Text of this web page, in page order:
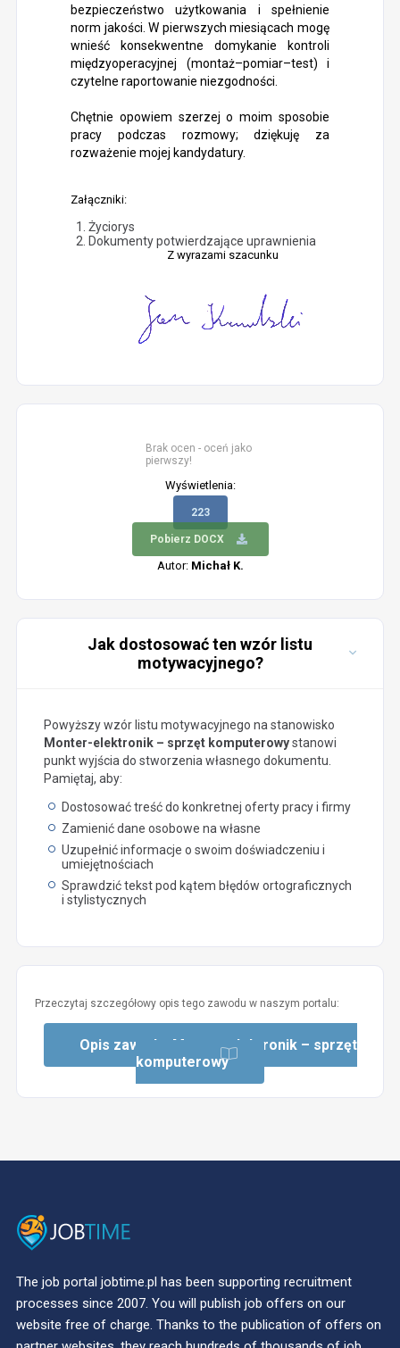
bezpieczeństwo użytkowania i spełnienie
norm jakości. W pierwszych miesiącach mogę
wnieść konsekwentne domykanie kontroli
międzyoperacyjnej (montaż–pomiar–test) i
czytelne raportowanie niezgodności.
Chętnie opowiem szerzej o moim sposobie
pracy podczas rozmowy; dziękuję za
rozważenie mojej kandydatury.
Załączniki:
Życiorys
Dokumenty potwierdzające uprawnienia
Z wyrazami szacunku
Brak ocen - oceń jako
pierwszy!
Wyświetlenia:
223
Pobierz DOCX
Autor: Michał K.
Jak dostosować ten wzór listu
motywacyjnego?
Powyższy wzór listu motywacyjnego na stanowisko
Monter-elektronik – sprzęt komputerowystanowi
punkt wyjścia do stworzenia własnego dokumentu.
Pamiętaj, aby:
Dostosować treść do konkretnej oferty pracy i firmy
Zamienić dane osobowe na własne
Uzupełnić informacje o swoim doświadczeniu i
umiejętnościach
Sprawdzić tekst pod kątem błędów ortograficznych
i stylistycznych
Przeczytaj szczegółowy opis tego zawodu w naszym portalu:
Opis zawodu: Monter-elektronik – sprzęt
komputerowy
The job portal jobtime.pl has been supporting recruitment
processes since 2007. You will publish job offers on our
website free of charge. Thanks to the publication of offers on